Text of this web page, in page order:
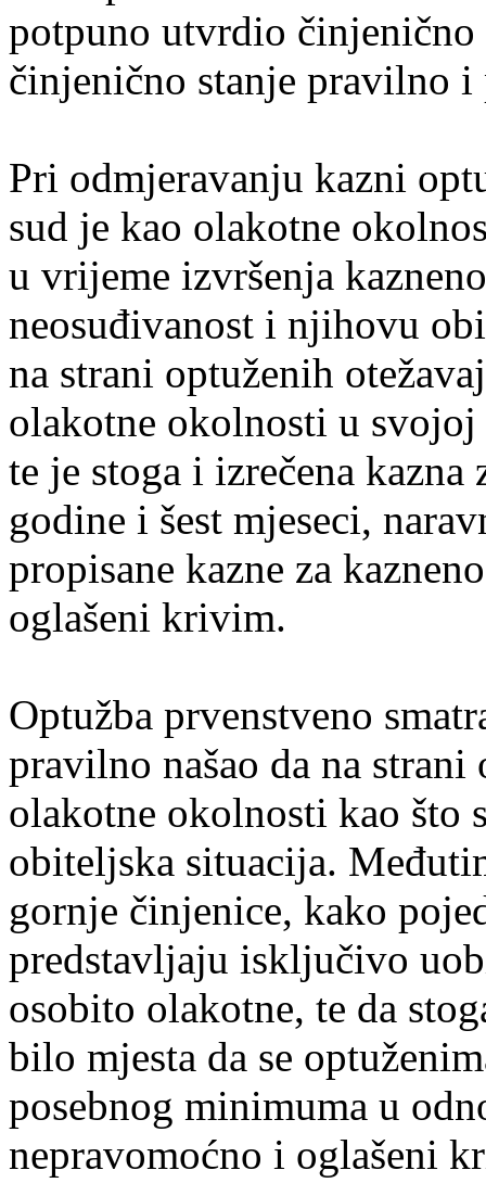
potpuno utvrdio činjenično
činjenično stanje pravilno
Pri odmjeravanju kazni
sud je kao olakotne
u vrijeme izvršenja
neosuđivanost i njihovu
na strani optuženih
olakotne okolnosti u
te je stoga i izrečena
godine i šest mjeseci,
propisane kazne za
oglašeni krivim.
Optužba prvenstveno
pravilno našao da na strani
olakotne okolnosti kao što
obiteljska situacija.
gornje činjenice, kako
predstavljaju isključivo
osobito olakotne, te da
bilo mjesta da se
posebnog minimuma u
nepravomoćno i oglašeni